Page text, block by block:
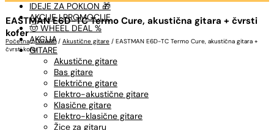
IDEJE ZA POKLON 🎁
AKCIJE I PROMOCIJE
🤠 WHEEL DEAL %
AKCIJA
GITARE
Akustične gitare
Bas gitare
Električne gitare
Elektro-akustične gitare
Klasične gitare
Elektro-klasične gitare
Žice za gitaru
EASTMAN E6D-TC Termo Cure, akustična gitara + čvrsti
kofer
Početna/GITARE/ Akustične gitare / EASTMAN E6D-TC Termo Cure, akustična gitara +
čvrsti kofer